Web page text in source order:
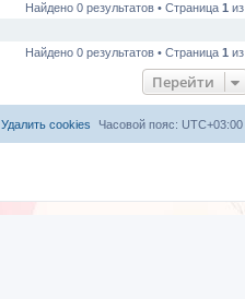
Найдено 0 результатов • Страница 1 из
Найдено 0 результатов • Страница 1 из
Перейти
Часовой пояс: UTC+03:00
Удалить cookies